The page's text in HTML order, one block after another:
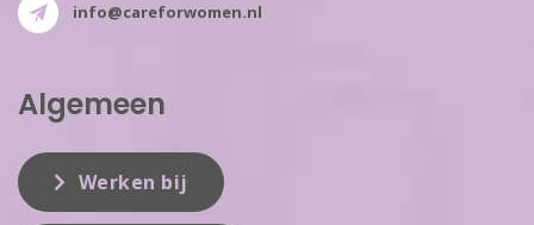
info@careforwomen.nl
Algemeen
Werken bij